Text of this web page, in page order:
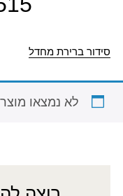
סידור ברירת מחדל
לא נמצאו